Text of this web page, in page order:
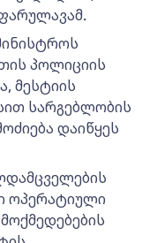
პოლიციის
მესტიის
სარგებლობის
დაიწყეს
ოპერატიული